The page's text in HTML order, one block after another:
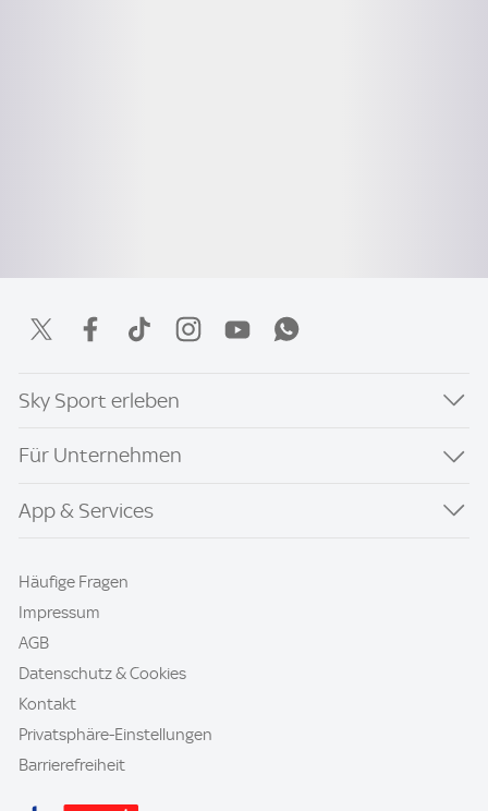
Sky Sport erleben
Für Unternehmen
App & Services
Häufige Fragen
Impressum
AGB
Datenschutz & Cookies
Kontakt
Privatsphäre-Einstellungen
Barrierefreiheit